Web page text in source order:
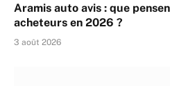
Aramis auto avis : que
acheteurs en 2026 ?
3 août 2026